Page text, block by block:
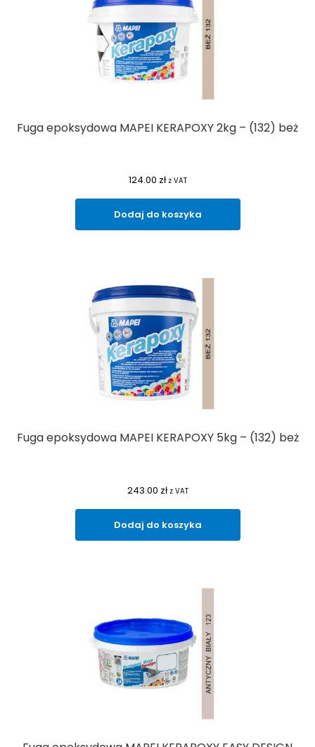
Fuga epoksydowa MAPEI KERAPOXY 2kg – (132) beż
124.00 zł z VAT
Dodaj do koszyka
Fuga epoksydowa MAPEI KERAPOXY 5kg – (132) beż
243.00 zł z VAT
Dodaj do koszyka